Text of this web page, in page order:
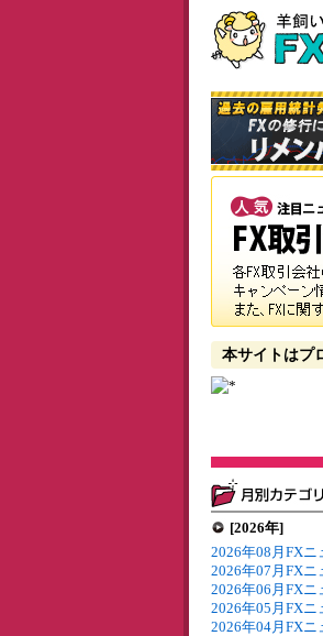
本サイトはプ
[2026年]
2026年08月FXニ
2026年07月FXニ
2026年06月FXニ
2026年05月FXニ
2026年04月FXニ